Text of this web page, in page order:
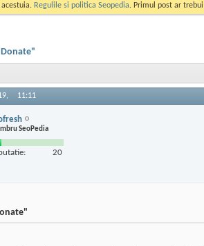
Regulile si politica Seopedia. Primul post ar
11:11
SeoPedia
20